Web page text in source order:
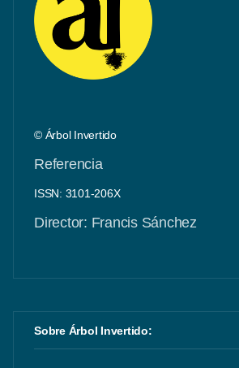
© Árbol Invertido
Referencia
ISSN: 3101-206X
Director: Francis Sánchez
Sobre Árbol Invertido: